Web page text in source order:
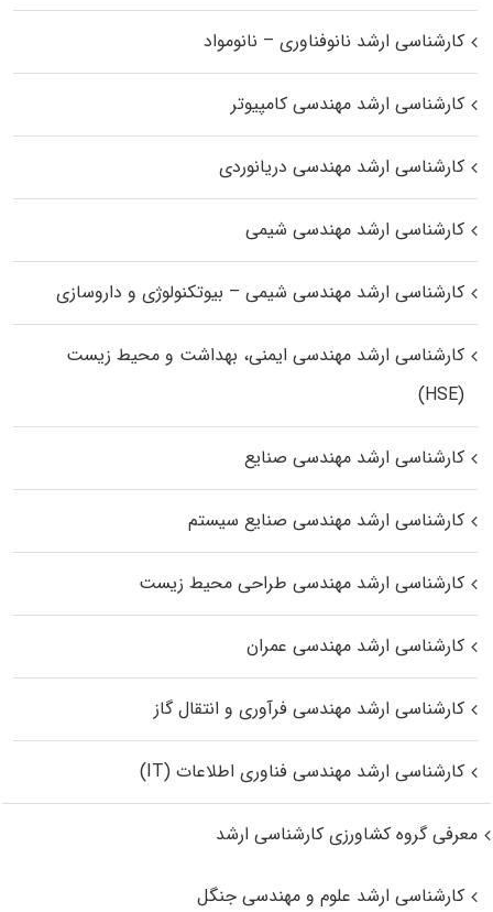
کارشناسی ارشد نانوفناوری – نانومواد
کارشناسی ارشد مهندسی کامپیوتر
کارشناسی ارشد مهندسی دریانوردی
کارشناسی ارشد مهندسی شیمی
کارشناسی ارشد مهندسی شیمی – بیوتکنولوژی و داروسازی
کارشناسی ارشد مهندسی ایمنی، بهداشت و محیط زیست
(HSE)
کارشناسی ارشد مهندسی صنایع
کارشناسی ارشد مهندسی صنایع سیستم
کارشناسی ارشد مهندسی طراحی محیط زیست
کارشناسی ارشد مهندسی عمران
کارشناسی ارشد مهندسی فرآوری و انتقال گاز
کارشناسی ارشد مهندسی فناوری اطلاعات (IT)
معرفی گروه کشاورزی کارشناسی ارشد
کارشناسی ارشد علوم و مهندسی جنگل